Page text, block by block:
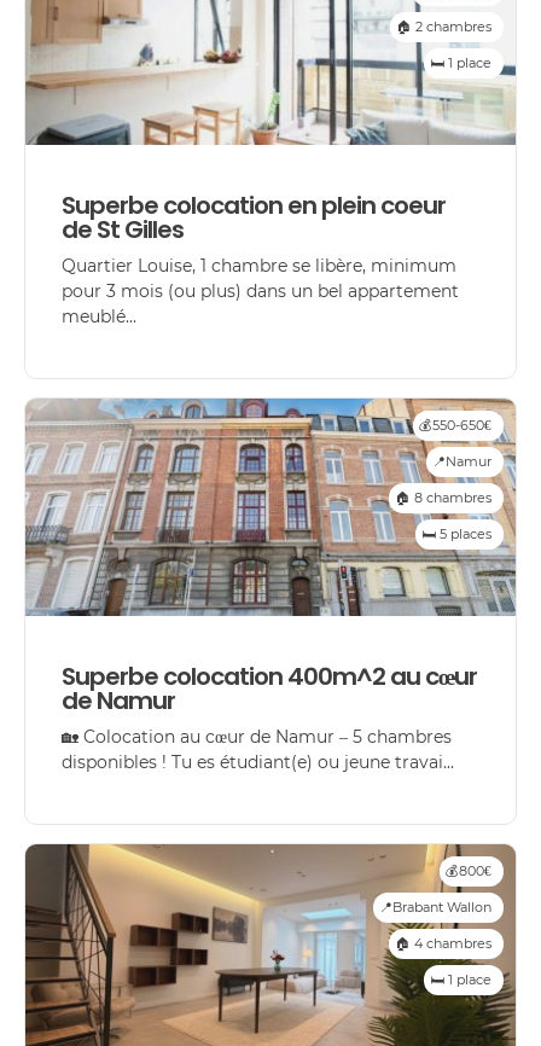
🏠 2 chambres
🛏️ 1 place
Superbe colocation en plein coeur
de St Gilles
Quartier Louise, 1 chambre se libère, minimum
pour 3 mois (ou plus) dans un bel appartement
meublé...
💰550-650€
📍Namur
🏠 8 chambres
🛏️ 5 places
Superbe colocation 400m^2 au cœur
de Namur
🏡 Colocation au cœur de Namur – 5 chambres
disponibles ! Tu es étudiant(e) ou jeune travai...
💰800€
📍Brabant Wallon
🏠 4 chambres
🛏️ 1 place